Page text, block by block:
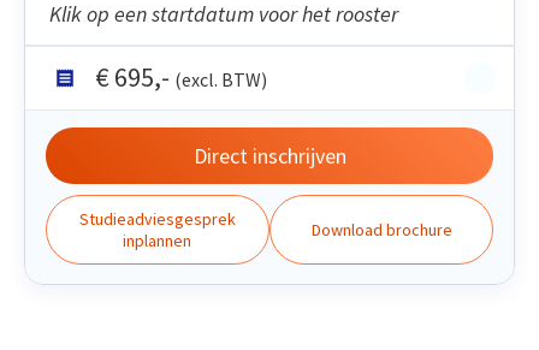
Klik op een startdatum voor het rooster
€ 695,- (excl. BTW)
Direct inschrijven
Studieadviesgesprek
inplannen
Download brochure